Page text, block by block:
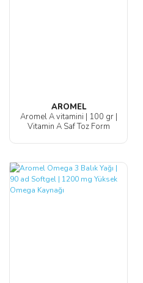
AROMEL
Aromel A vitamini | 100 gr |
Vitamin A Saf Toz Form